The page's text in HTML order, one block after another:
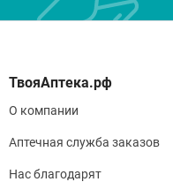
О компании
Аптечная служба заказов
Нас благодарят